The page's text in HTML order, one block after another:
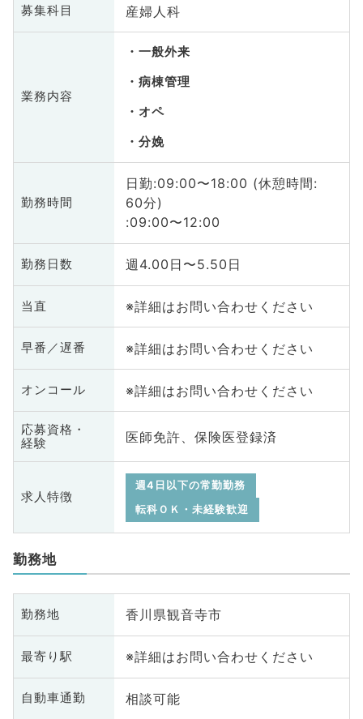
募集科目 産婦人科
業務内容
一般外来
病棟管理
オペ
分娩
勤務時間
日勤:09:00〜18:00 (休憩時間:
60分)
:09:00〜12:00
勤務日数 週4.00日〜5.50日
当直 ※詳細はお問い合わせください
早番／遅番 ※詳細はお問い合わせください
オンコール ※詳細はお問い合わせください
応募資格・
経験
医師免許、保険医登録済
求人特徴
週4日以下の常勤勤務
転科ＯＫ・未経験歓迎
勤務地
勤務地 香川県観音寺市
最寄り駅 ※詳細はお問い合わせください
自動車通勤 相談可能